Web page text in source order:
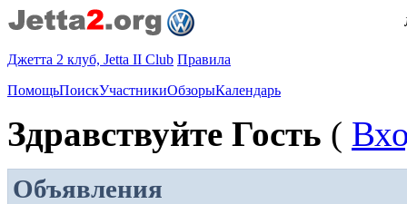
Джетта 2 клуб, Jetta II Club Правила
ПомощьПоискУчастникиОбзорыКалендарь
Здравствуйте Гость (
Объявления